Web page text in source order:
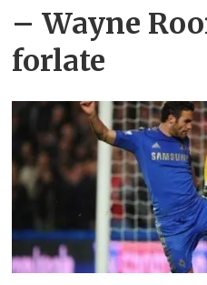
– Wayne
forlate